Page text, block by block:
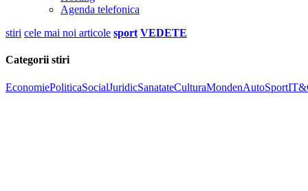
Agenda telefonica
stiri cele mai noi articole sport VEDETE
Categorii stiri
EconomiePoliticaSocialJuridicSanatateCulturaMondenAutoSport